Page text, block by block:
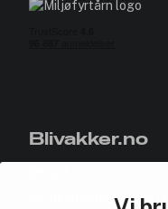
Blivakker.no
Bli medlem helt gratis